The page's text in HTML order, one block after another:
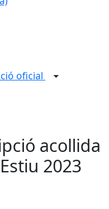
oficial
acollida
2023